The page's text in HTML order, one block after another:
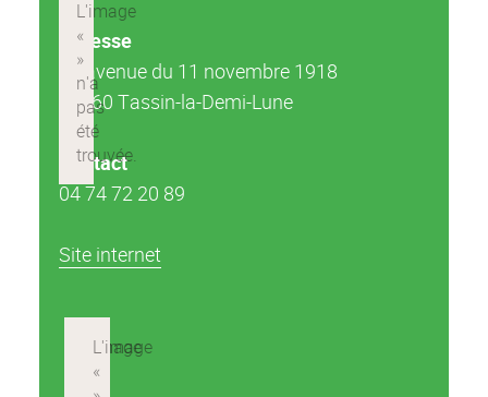
Adresse
41 avenue du 11 novembre 1918
69160 Tassin-la-Demi-Lune
Contact
04 74 72 20 89
Site internet